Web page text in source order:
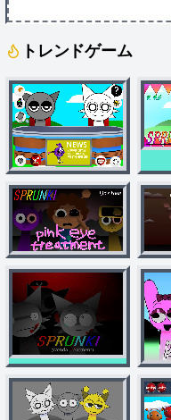
トレンドゲーム